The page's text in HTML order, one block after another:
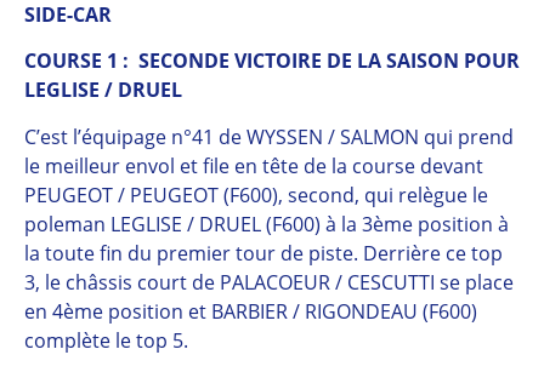
SIDE-CAR
COURSE 1 : SECONDE VICTOIRE DE LA SAISON POUR
LEGLISE / DRUEL
C’est l’équipage n°41 de WYSSEN / SALMON qui prend
le meilleur envol et file en tête de la course devant
PEUGEOT / PEUGEOT (F600), second, qui relègue le
poleman LEGLISE / DRUEL (F600) à la 3ème position à
la toute fin du premier tour de piste. Derrière ce top
3, le châssis court de PALACOEUR / CESCUTTI se place
en 4ème position et BARBIER / RIGONDEAU (F600)
complète le top 5.